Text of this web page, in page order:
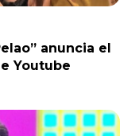
anuncia el
Youtube